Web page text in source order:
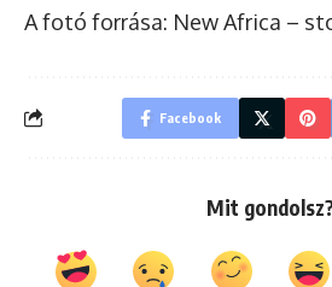
A fotó forrása: New Africa –
Facebook
Mit